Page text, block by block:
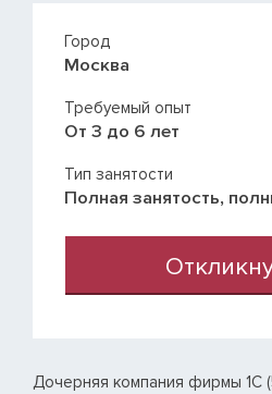
Город
Москва
Требуемый опыт
От 3 до 6 лет
Тип занятости
Полная занятость,
Дочерняя компания фирмы 1С